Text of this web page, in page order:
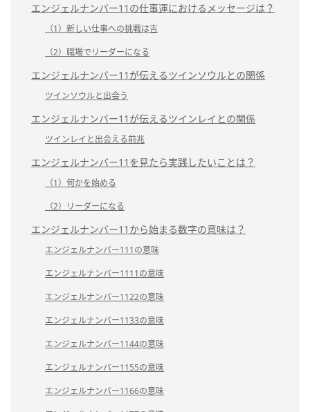
エンジェルナンバー11の仕事運におけるメッセージは？
（1）新しい仕事への挑戦は吉
（2）職場でリーダーになる
エンジェルナンバー11が伝えるツインソウルとの関係
ツインソウルと出会う
エンジェルナンバー11が伝えるツインレイとの関係
ツインレイと出会える前兆
エンジェルナンバー11を見たら実践したいことは？
（1）何かを始める
（2）リーダーになる
エンジェルナンバー11から始まる数字の意味は？
エンジェルナンバー111の意味
エンジェルナンバー1111の意味
エンジェルナンバー1122の意味
エンジェルナンバー1133の意味
エンジェルナンバー1144の意味
エンジェルナンバー1155の意味
エンジェルナンバー1166の意味